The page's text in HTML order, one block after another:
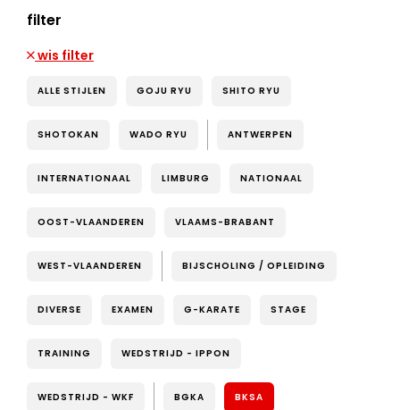
filter
wis filter
ALLE STIJLEN GOJU RYU SHITO RYU
SHOTOKAN WADO RYU ANTWERPEN
INTERNATIONAAL LIMBURG NATIONAAL
OOST-VLAANDEREN VLAAMS-BRABANT
WEST-VLAANDEREN BIJSCHOLING / OPLEIDING
DIVERSE EXAMEN G-KARATE STAGE
TRAINING WEDSTRIJD - IPPON
WEDSTRIJD - WKF BGKA BKSA